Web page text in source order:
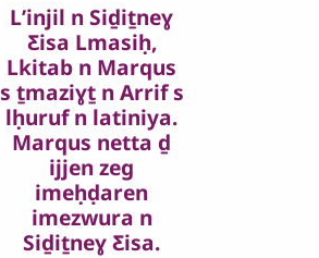
Lʼinjil n Siḏiṯneɣ
Ƹisa Lmasiḥ,
Lkitab n Marqus
s ṯmaziɣṯ n Arrif s
lḥuruf n latiniya.
Marqus netta ḏ
ijjen zeg
imeḥḍaren
imezwura n
Siḏiṯneɣ Ƹisa.